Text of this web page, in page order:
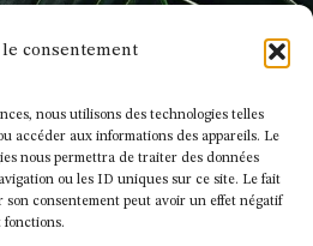
consentement
nous utilisons des technologies telles
accéder aux informations des appareils. Le
nous permettra de traiter des données
ou les ID uniques sur ce site. Le fait
consentement peut avoir un effet négatif